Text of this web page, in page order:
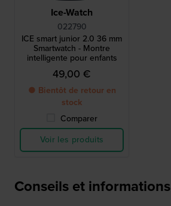
Ice-Watch
022790
ICE smart junior 2.0 36 mm
Smartwatch - Montre
intelligente pour enfants
49,00 €
● Bientôt de retour en
stock
Comparer
Voir les produits
Conseils et informations